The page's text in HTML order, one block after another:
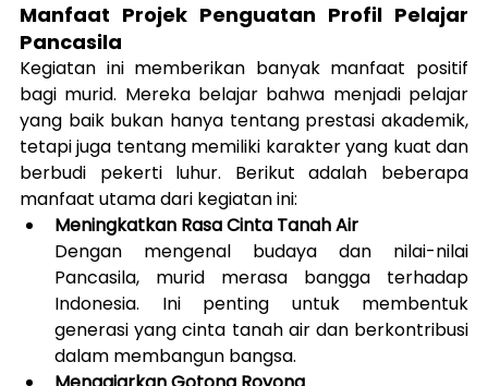
Manfaat Projek Penguatan Profil Pelajar
Pancasila
Kegiatan ini memberikan banyak manfaat positif
bagi murid. Mereka belajar bahwa menjadi pelajar
yang baik bukan hanya tentang prestasi akademik,
tetapi juga tentang memiliki karakter yang kuat dan
berbudi pekerti luhur. Berikut adalah beberapa
manfaat utama dari kegiatan ini:
Meningkatkan Rasa Cinta Tanah Air
Dengan mengenal budaya dan nilai-nilai
Pancasila, murid merasa bangga terhadap
Indonesia. Ini penting untuk membentuk
generasi yang cinta tanah air dan berkontribusi
dalam membangun bangsa.